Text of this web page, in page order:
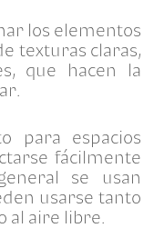
los elementos
texturas claras,
que hacen la
para espacios
fácilmente
se usan
usarse tanto
al aire libre.